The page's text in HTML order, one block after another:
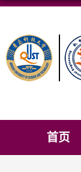
首页